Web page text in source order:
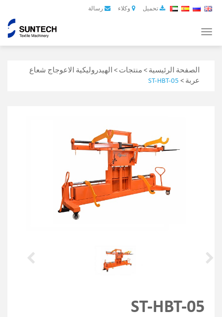
تحميل وكلاء رسالة
Toggle
navigation
الصفحة الرئيسية > منتجات > الهيدروليكية الاعوجاج شعاع
عربة >
ST-HBT-05
ST-HBT-05